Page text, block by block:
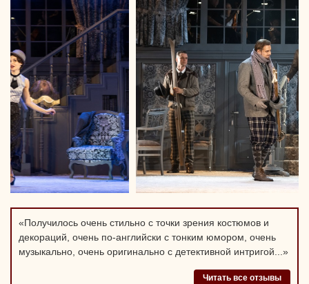
«Получилось очень стильно с точки зрения костюмов и
декораций, очень по-английски с тонким юмором, очень
музыкально, очень оригинально с детективной интригой...»
Читать все отзывы